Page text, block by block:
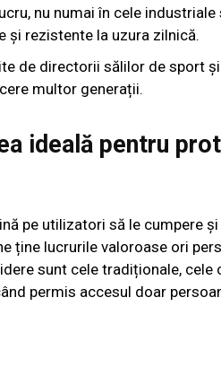
nu numai în cele
și rezistente la uzura zilnică.
de directorii sălilor de sport
multor generații.
ideală pentru
pe utilizatori să le cumpere
ține lucrurile valoroase ori
sunt cele tradiționale, cele
permis accesul doar